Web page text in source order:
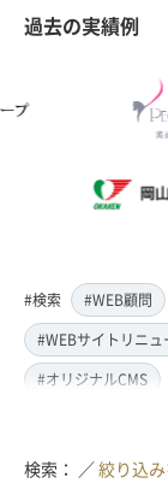
過去の実績例
#検索 #WEB顧問
#WEBサイトリニュ
#オリジナルCMS
#翻訳・多言語対応
検索： ／絞り込